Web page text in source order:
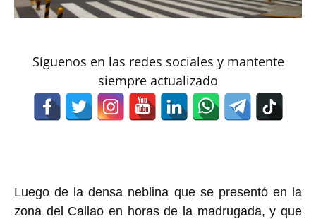
Síguenos en las redes sociales y mantente
siempre actualizado
Luego de la densa neblina que se presentó en la
zona del Callao en horas de la madrugada, y que